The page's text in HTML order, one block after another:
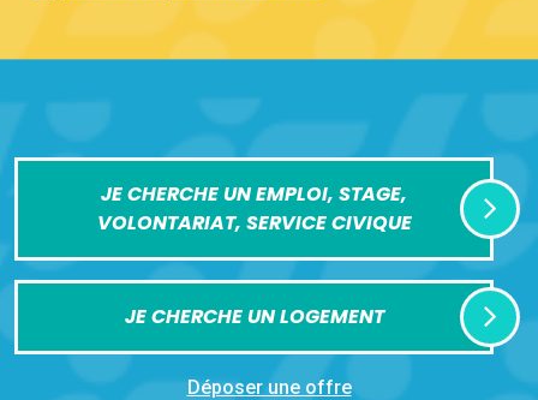
JE CHERCHE UN EMPLOI, STAGE,
VOLONTARIAT, SERVICE CIVIQUE
JE CHERCHE UN LOGEMENT
Déposer une offre